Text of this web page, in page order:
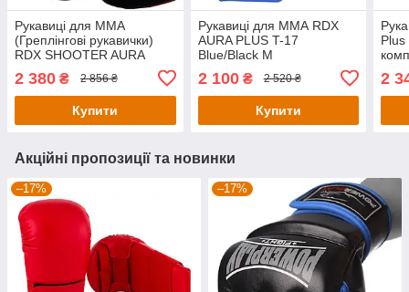
Рукавиці для ММА
(Греплінгові рукавички)
RDX SHOOTER AURA
PLUS T-17 Black Golden L
капа у комплекті
2 380 ₴ 2 856 ₴
Купити
Рукавиці для ММА RDX
AURA PLUS T-17
Blue/Black M
2 100₴ 2 520 ₴
Купити
Plus
2
Акційні пропозиції та новинки
–17% –17%